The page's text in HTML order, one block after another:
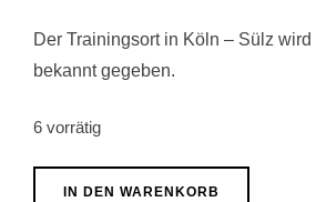
Der Trainingsort in Köln – Sülz
bekannt gegeben.
6 vorrätig
IN DEN WARENKORB